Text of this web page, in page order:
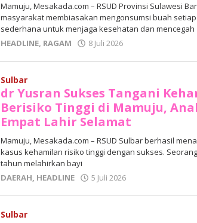
Mamuju, Mesakada.com – RSUD Provinsi Sulawesi
masyarakat membiasakan mengonsumsi buah
sederhana untuk menjaga kesehatan dan mencegah
HEADLINE, RAGAM 8 Juli 2026
Junaedi
Sulbar
dr Yusran Sukses Tangani
Berisiko Tinggi di Mamuju,
Empat Lahir Selamat
Mamuju, Mesakada.com – RSUD Sulbar berhasil
kasus kehamilan risiko tinggi dengan sukses.
tahun melahirkan bayi
DAERAH, HEADLINE 5 Juli 2026
Junaedi
Sulbar